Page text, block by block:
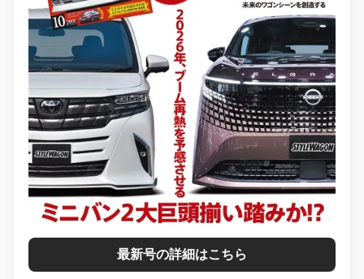
最新号の詳細はこちら